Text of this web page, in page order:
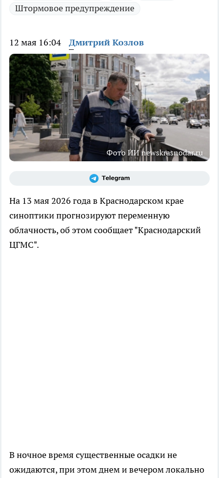
Штормовое предупреждение
12 мая 16:04 Дмитрий Козлов
Фото ИИ newskrasnodar.ru
На 13 мая 2026 года в Краснодарском крае
синоптики прогнозируют переменную
облачность, об этом сообщает "Краснодарский
ЦГМС".
В ночное время существенные осадки не
ожидаются, при этом днем и вечером локально